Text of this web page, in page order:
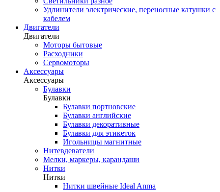
Удлинители электрические, переносные катушки с
кабелем
Двигатели
Двигатели
Моторы бытовые
Расходники
Сервомоторы
Аксессуары
Аксессуары
Булавки
Булавки
Булавки портновские
Булавки английские
Булавки декоративные
Булавки для этикеток
Игольницы магнитные
Нитевдеватели
Мелки, маркеры, карандаши
Нитки
Нитки
Нитки швейные Ideal Anma